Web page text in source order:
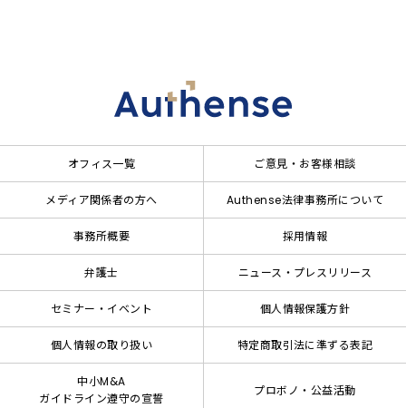
オフィス一覧 ご意見・お客様相談
メディア関係者の方へ Authense法律事務所について
事務所概要 採用情報
弁護士 ニュース・プレスリリース
セミナー・イベント 個人情報保護方針
個人情報の取り扱い 特定商取引法に準ずる表記
中小M&A
ガイドライン遵守の宣誓
プロボノ・公益活動